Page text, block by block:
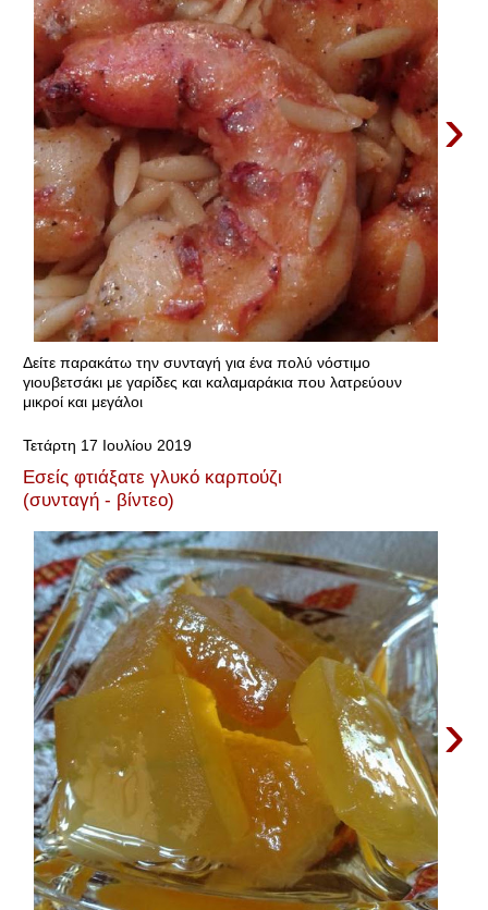
›
Δείτε παρακάτω την συνταγή για ένα πολύ νόστιμο
γιουβετσάκι με γαρίδες και καλαμαράκια που λατρεύουν
μικροί και μεγάλοι
Τετάρτη 17 Ιουλίου 2019
Εσείς φτιάξατε γλυκό καρπούζι
(συνταγή - βίντεο)
›